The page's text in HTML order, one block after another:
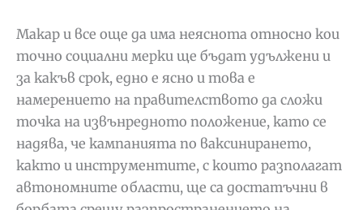
Макар и все още да има неяснота относно кои
точно социални мерки ще бъдат удължени и
за какъв срок, едно е ясно и това е
намерението на правителството да сложи
точка на извънредното положение, като се
надява, че кампанията по ваксинирането,
както и инструментите, с които разполагат
автономните области, ще са достатъчни в